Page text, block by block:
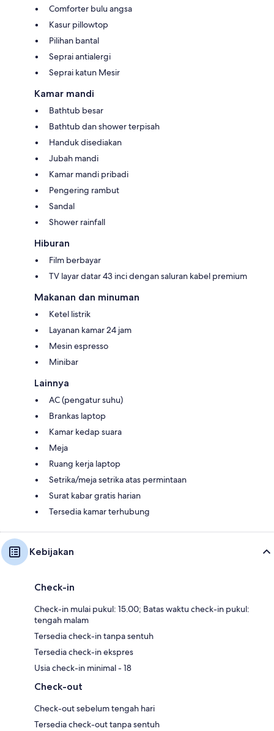
Comforter bulu angsa
Kasur pillowtop
Pilihan bantal
Seprai antialergi
Seprai katun Mesir
Kamar mandi
Bathtub besar
Bathtub dan shower terpisah
Handuk disediakan
Jubah mandi
Kamar mandi pribadi
Pengering rambut
Sandal
Shower rainfall
Hiburan
Film berbayar
TV layar datar 43 inci dengan saluran kabel premium
Makanan dan minuman
Ketel listrik
Layanan kamar 24 jam
Mesin espresso
Minibar
Lainnya
AC (pengatur suhu)
Brankas laptop
Kamar kedap suara
Meja
Ruang kerja laptop
Setrika/meja setrika atas permintaan
Surat kabar gratis harian
Tersedia kamar terhubung
Kebijakan
Check-in
Check-in mulai pukul: 15.00; Batas waktu check-in pukul:
tengah malam
Tersedia check-in tanpa sentuh
Tersedia check-in ekspres
Usia check-in minimal - 18
Check-out
Check-out sebelum tengah hari
Tersedia check-out tanpa sentuh